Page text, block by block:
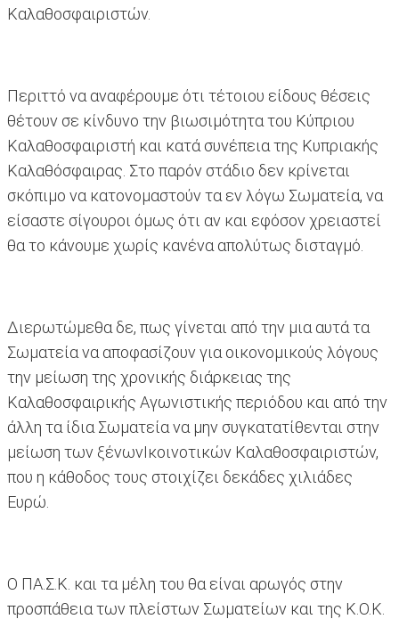
Καλαθοσφαιριστών.
Περιττό να αναφέρουμε ότι τέτοιου είδους θέσεις
θέτουν σε κίνδυνο την βιωσιμότητα του Κύπριου
Καλαθοσφαιριστή και κατά συνέπεια της Κυπριακής
Καλαθόσφαιρας. Στο παρόν στάδιο δεν κρίνεται
σκόπιμο να κατονομαστούν τα εν λόγω Σωματεία, να
είσαστε σίγουροι όμως ότι αν και εφόσον χρειαστεί
θα το κάνουμε χωρίς κανένα απολύτως δισταγμό.
Διερωτώμεθα δε, πως γίνεται από την μια αυτά τα
Σωματεία να αποφασίζουν για οικονομικούς λόγους
την μείωση της χρονικής διάρκειας της
Καλαθοσφαιρικής Αγωνιστικής περιόδου και από την
άλλη τα ίδια Σωματεία να μην συγκατατίθενται στην
μείωση των ξένωνΙκοινοτικών Καλαθοσφαιριστών,
που η κάθοδος τους στοιχίζει δεκάδες χιλιάδες
Ευρώ.
Ο ΠΑ.Σ.Κ. και τα μέλη του θα είναι αρωγός στην
προσπάθεια των πλείστων Σωματείων και της Κ.Ο.Κ.